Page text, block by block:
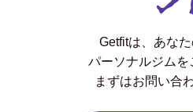
Getfitは、あな
パーソナルジムを
まずはお問い合